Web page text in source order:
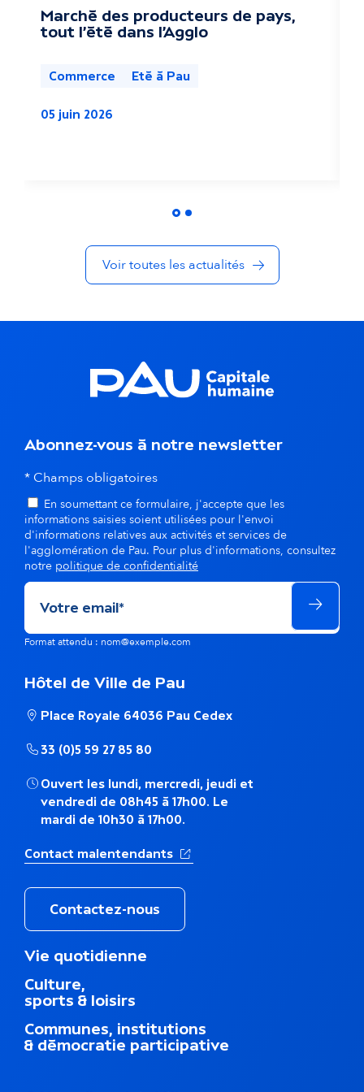
l
a
m
ê
m
t
é
m
a
t
q
u
e
Marché des producteurs de pays,
tout l'été dans l'Agglo
Commerce Eté à Pau
05 juin 2026
Voir toutes les actualités
Abonnez-vous à notre newsletter
* Champs obligatoires
En soumettant ce formulaire, j'accepte que les
informations saisies soient utilisées pour l'envoi
d'informations relatives aux activités et services de
l'agglomération de Pau. Pour plus d'informations, consultez
notre politique de confidentialité
Format attendu : nom@exemple.com
Hôtel de Ville de Pau
Place Royale 64036 Pau Cedex
33 (0)5 59 27 85 80
Ouvert les lundi, mercredi, jeudi et
vendredi de 08h45 à 17h00. Le
mardi de 10h30 à 17h00.
Contact malentendants (Ouverture dans un nouvel
Contactez-nous
M
n
u
d
u
p
Vie quotidienne
Culture,
sports & loisirs
Communes, institutions
& démocratie participative